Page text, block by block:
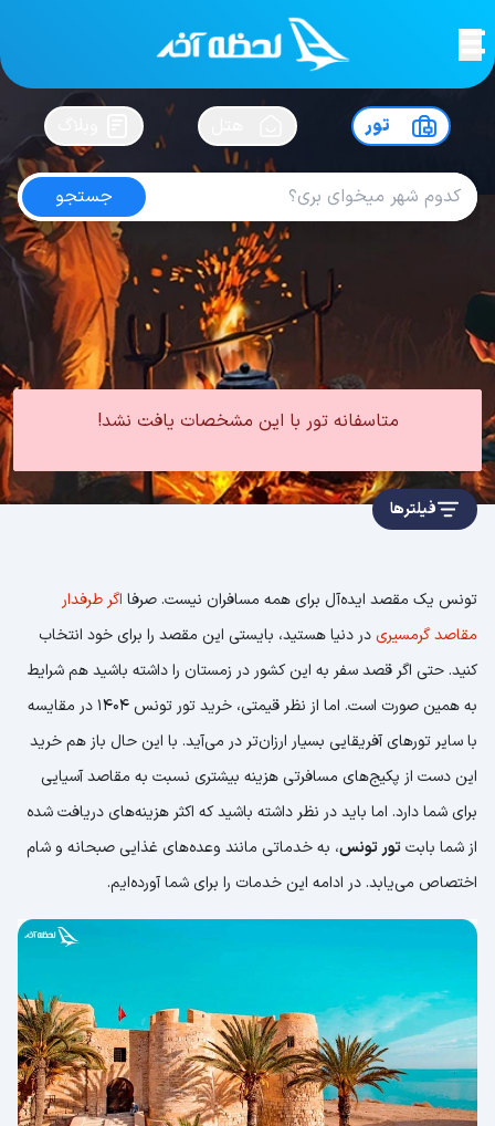
لحظه آخرسفرت رو بساز !
تور
جستجو
تور تونس
4.2 از5| از391 کاربر
لحظه آخر تور آفریقا تور تونس
متاسفانه تور با این مشخصات یافت نشد!
فیلترها
تونس یک مقصد ایده‌آل برای همه مسافران نیست. صرفا اگر طرفدار
مقاصد گرمسیریدر دنیا هستید، بایستی این مقصد را برای خود انتخاب
کنید. حتی اگر قصد سفر به این کشور در زمستان را داشته باشید هم شرایط
به همین صورت است. اما از نظر قیمتی، خرید تور تونس 1404 در مقایسه
با سایر تورهای آفریقایی بسیار ارزان‌تر در می‌آید. با این حال باز هم خرید
این دست از پکیج‌های مسافرتی هزینه بیشتری نسبت به مقاصد آسیایی
برای شما دارد. اما باید در نظر داشته باشید که اکثر هزینه‌های دریافت شده
از شما بابت تور تونس، به خدماتی مانند وعده‌های غذایی صبحانه و شام
اختصاص می‌یابد. در ادامه این خدمات را برای شما آورده‌ایم.